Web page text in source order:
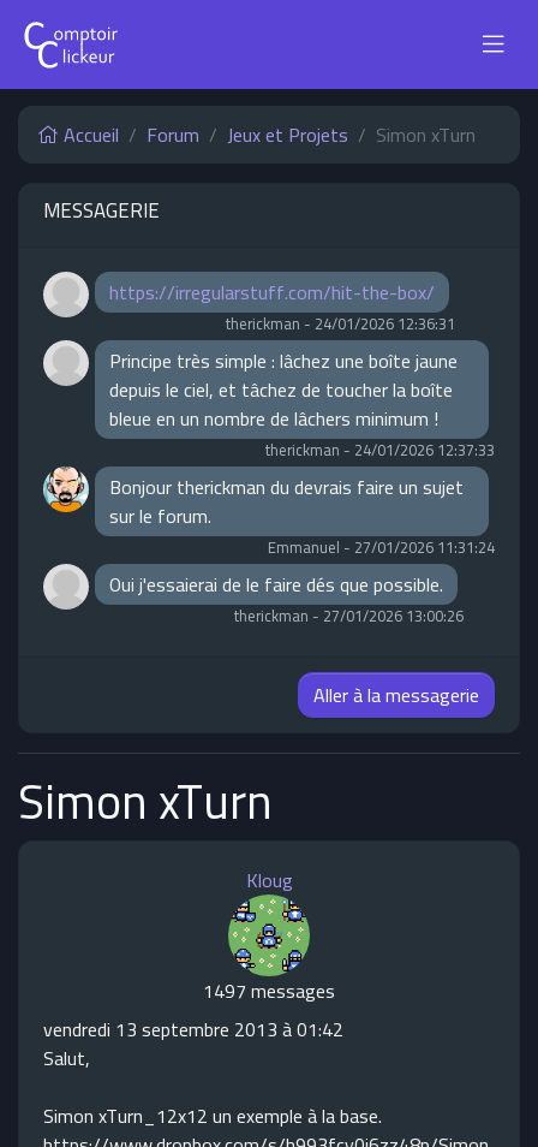
Accueil Forum Jeux et Projets Simon xTurn
MESSAGERIE
https://irregularstuff.com/hit-the-box/
therickman - 24/01/2026 12:36:31
Principe très simple : lâchez une boîte jaune
depuis le ciel, et tâchez de toucher la boîte
bleue en un nombre de lâchers minimum !
therickman - 24/01/2026 12:37:33
Bonjour therickman du devrais faire un sujet
sur le forum.
Emmanuel - 27/01/2026 11:31:24
Oui j'essaierai de le faire dés que possible.
therickman - 27/01/2026 13:00:26
Aller à la messagerie
Simon xTurn
Kloug
1497 messages
vendredi 13 septembre 2013 à 01:42
Salut,
Simon xTurn_12x12 un exemple à la base.